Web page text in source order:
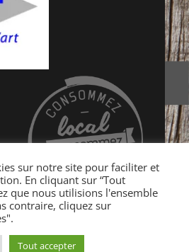
Auprès de mon arbre… Tradition &
sur notre site pour faciliter et
En cliquant sur “Tout
que nous utilisions l'ensemble
contraire, cliquez sur
Tout accepter